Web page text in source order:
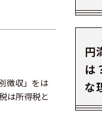
徴収」をは
は所得税と
円
は
な